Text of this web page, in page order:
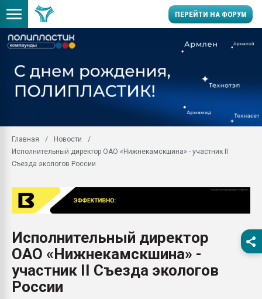
ПЕРЕЙТИ НА ФОРУМ
заводу пластмасс"
первый план в
28.07.2026
ситуацией на
Всё, что касается
Главная
Новости
Исполнительный директор ОАО «Нижнекамскшина» - участник II
Съезда экологов России
Исполнительный директор
ОАО «Нижнекамскшина» -
участник II Съезда экологов
России